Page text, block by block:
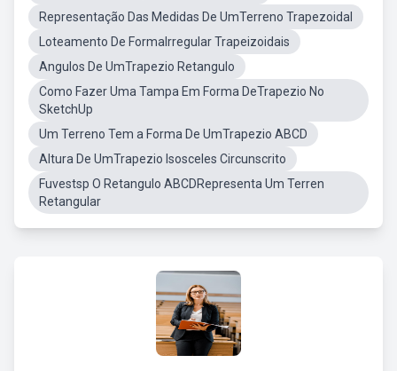
Representação Das Medidas De UmTerreno Trapezoidal
Loteamento De FormaIrregular Trapeizoidais
Angulos De UmTrapezio Retangulo
Como Fazer Uma Tampa Em Forma DeTrapezio No
SketchUp
Um Terreno Tem a Forma De UmTrapezio ABCD
Altura De UmTrapezio Isosceles Circunscrito
Fuvestsp O Retangulo ABCDRepresenta Um Terren
Retangular